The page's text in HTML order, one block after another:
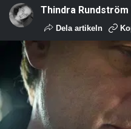
Thindra Rundström
Dela artikeln